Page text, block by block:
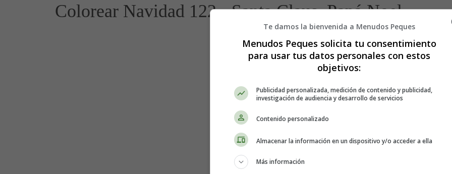
Colorear Navidad 122 - Santa Claus, Papá Noel
Te damos la bienvenida a Menudos Peques
Menudos Peques solicita tu consentimiento
para usar tus datos personales con estos
objetivos:
Publicidad personalizada, medición de contenido y publicidad,
investigación de audiencia y desarrollo de servicios
Contenido personalizado
Almacenar la información en un dispositivo y/o acceder a ella
Más información